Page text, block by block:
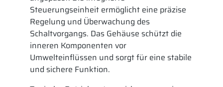
Steuerungseinheit ermöglicht eine präzise
Regelung und Überwachung des
Schaltvorgangs. Das Gehäuse schützt die
inneren Komponenten vor
Umwelteinflüssen und sorgt für eine stabile
und sichere Funktion.